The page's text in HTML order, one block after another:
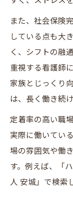
また、社会保険
している点も大
く、シフトの融
重視する看護師
家族とじっくり
は、長く働き続
定着率の高い職
実際に働いてい
場の雰囲気や働
す。例えば、「
人 安城」で検索